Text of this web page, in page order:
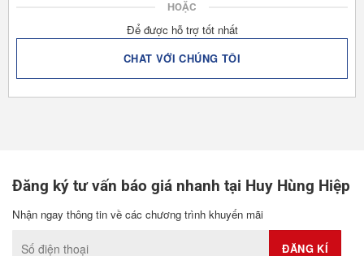
HOẶC
Để được hỗ trợ tốt nhất
CHAT VỚI CHÚNG TÔI
Đăng ký tư vấn báo giá nhanh tại Huy Hùng Hiệp
Nhận ngay thông tin về các chương trình khuyến mãi